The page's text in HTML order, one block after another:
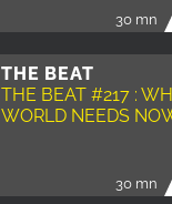
30 mn
THE BEAT
THE BEAT #217 :
WORLD NEEDS
30 mn